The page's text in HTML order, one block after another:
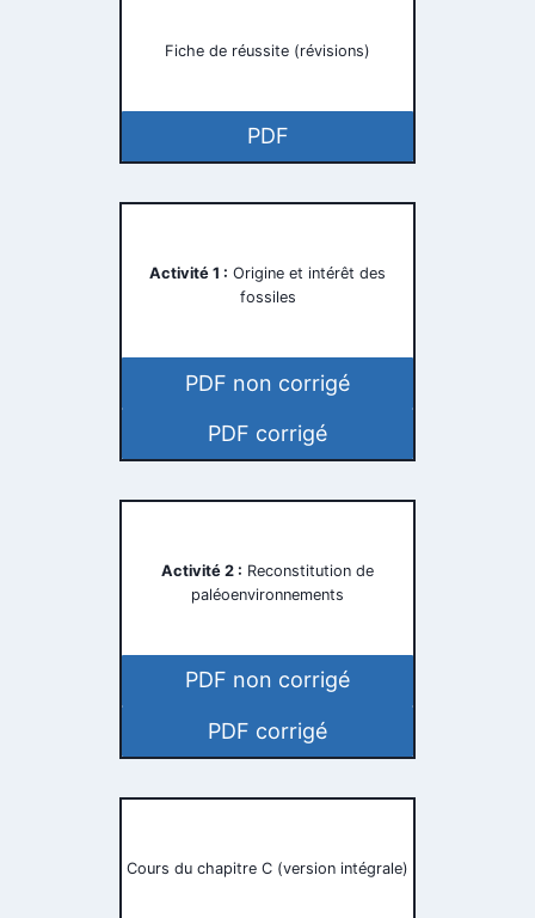
Fiche de réussite (révisions)
PDF
Activité 1 : Origine et intérêt des
fossiles
PDF non corrigé
PDF corrigé
Activité 2 : Reconstitution de
paléoenvironnements
PDF non corrigé
PDF corrigé
Cours du chapitre C (version intégrale)